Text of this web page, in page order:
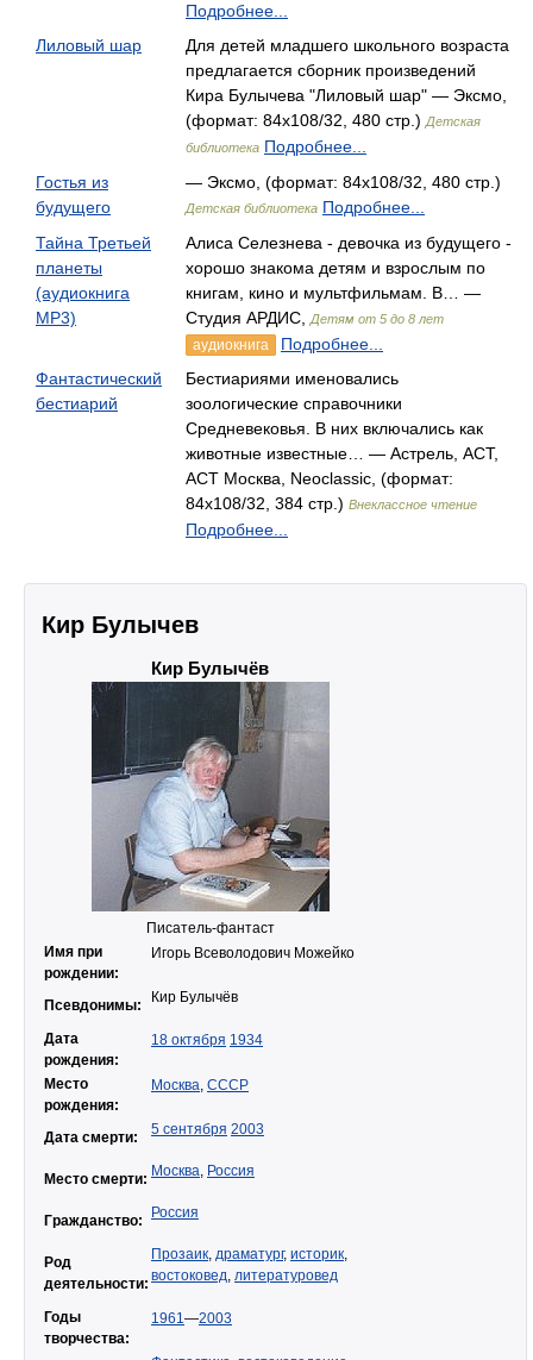
Подробнее...
Лиловый шар
Для детей младшего школьного возраста
предлагается сборник произведений
Кира Булычева "Лиловый шар" — Эксмо,
(формат: 84x108/32, 480 стр.) Детская
библиотека Подробнее...
Гостья из
будущего
— Эксмо, (формат: 84x108/32, 480 стр.)
Детская библиотека Подробнее...
Тайна Третьей
планеты
(аудиокнига
MP3)
Алиса Селезнева - девочка из будущего -
хорошо знакома детям и взрослым по
книгам, кино и мультфильмам. В… —
Студия АРДИС,
Детям от 5 до 8 лет
аудиокнига
Подробнее...
Фантастический
бестиарий
Бестиариями именовались
зоологические справочники
Средневековья. В них включались как
животные известные… — Астрель, АСТ,
АСТ Москва, Neoclassic, (формат:
84x108/32, 384 стр.) Внеклассное чтение
Подробнее...
Кир Булычев
Кир Булычёв
Писатель-фантаст
Имя при
рождении:
Игорь Всеволодович Можейко
Псевдонимы: Кир Булычёв
Дата
рождения:
18 октября 1934
Место
рождения:
Москва, СССР
Дата смерти: 5 сентября 2003
Место смерти: Москва, Россия
Гражданство: Россия
Род
деятельности:
Прозаик, драматург, историк,
востоковед, литературовед
Годы
творчества:
1961—2003